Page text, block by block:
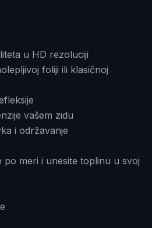
u HD rezoluciji
foliji ili klasičnoj
vašem zidu
i održavanje
meri i unesite toplinu u svoj